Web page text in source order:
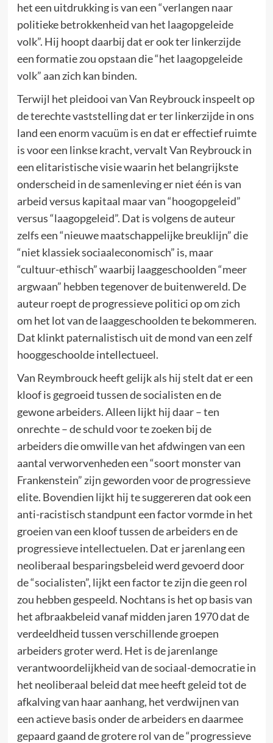
het een uitdrukking is van een “verlangen naar
politieke betrokkenheid van het laagopgeleide
volk”. Hij hoopt daarbij dat er ook ter linkerzijde
een formatie zou opstaan die “het laagopgeleide
volk” aan zich kan binden.
Terwijl het pleidooi van Van Reybrouck inspeelt op
de terechte vaststelling dat er ter linkerzijde in ons
land een enorm vacuüm is en dat er effectief ruimte
is voor een linkse kracht, vervalt Van Reybrouck in
een elitaristische visie waarin het belangrijkste
onderscheid in de samenleving er niet één is van
arbeid versus kapitaal maar van “hoogopgeleid”
versus “laagopgeleid”. Dat is volgens de auteur
zelfs een “nieuwe maatschappelijke breuklijn” die
“niet klassiek sociaaleconomisch” is, maar
“cultuur-ethisch” waarbij laaggeschoolden “meer
argwaan” hebben tegenover de buitenwereld. De
auteur roept de progressieve politici op om zich
om het lot van de laaggeschoolden te bekommeren.
Dat klinkt paternalistisch uit de mond van een zelf
hooggeschoolde intellectueel.
Van Reymbrouck heeft gelijk als hij stelt dat er een
kloof is gegroeid tussen de socialisten en de
gewone arbeiders. Alleen lijkt hij daar – ten
onrechte – de schuld voor te zoeken bij de
arbeiders die omwille van het afdwingen van een
aantal verworvenheden een “soort monster van
Frankenstein” zijn geworden voor de progressieve
elite. Bovendien lijkt hij te suggereren dat ook een
anti-racistisch standpunt een factor vormde in het
groeien van een kloof tussen de arbeiders en de
progressieve intellectuelen. Dat er jarenlang een
neoliberaal besparingsbeleid werd gevoerd door
de “socialisten”, lijkt een factor te zijn die geen rol
zou hebben gespeeld. Nochtans is het op basis van
het afbraakbeleid vanaf midden jaren 1970 dat de
verdeeldheid tussen verschillende groepen
arbeiders groter werd. Het is de jarenlange
verantwoordelijkheid van de sociaal-democratie in
het neoliberaal beleid dat mee heeft geleid tot de
afkalving van haar aanhang, het verdwijnen van
een actieve basis onder de arbeiders en daarmee
gepaard gaand de grotere rol van de “progressieve